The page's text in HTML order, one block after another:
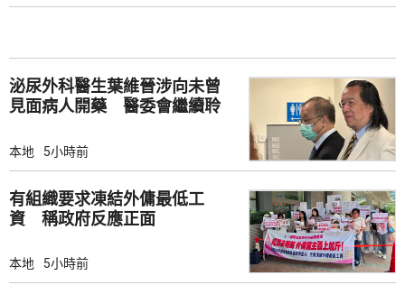
泌尿外科醫生葉維晉涉向未曾
見面病人開藥 醫委會繼續聆
本地 5小時前
有組織要求凍結外傭最低工
資 稱政府反應正面
本地 5小時前